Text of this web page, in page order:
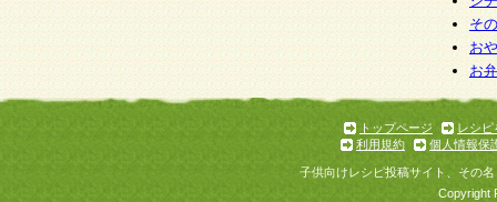
そ
お
お
トップページ
レシピ
利用規約
個人情報保
子供向けレシピ投稿サイト、その
Copyright